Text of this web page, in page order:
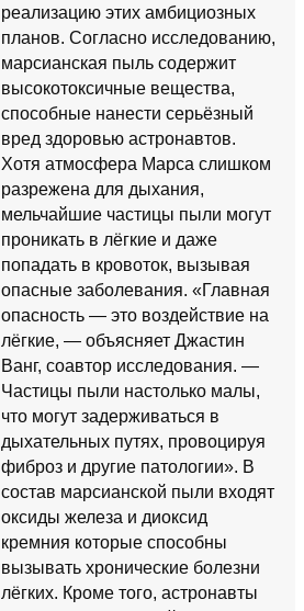
реализацию этих амбициозных
планов. Согласно исследованию,
марсианская пыль содержит
высокотоксичные вещества,
способные нанести серьёзный
вред здоровью астронавтов.
Хотя атмосфера Марса слишком
разрежена для дыхания,
мельчайшие частицы пыли могут
проникать в лёгкие и даже
попадать в кровоток, вызывая
опасные заболевания. «Главная
опасность — это воздействие на
лёгкие, — объясняет Джастин
Ванг, соавтор исследования. —
Частицы пыли настолько малы,
что могут задерживаться в
дыхательных путях, провоцируя
фиброз и другие патологии». В
состав марсианской пыли входят
оксиды железа и диоксид
кремния которые способны
вызывать хронические болезни
лёгких. Кроме того, астронавты